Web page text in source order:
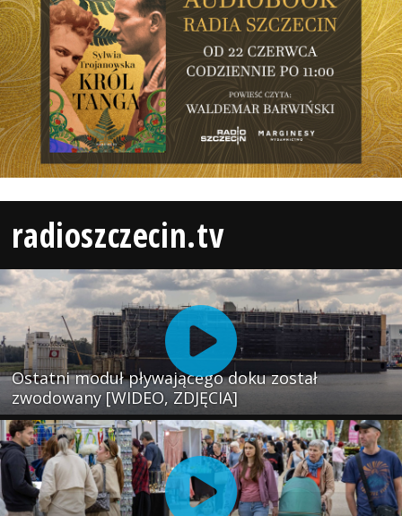
radioszczecin.tv
Ostatni moduł pływającego doku został
zwodowany [WIDEO, ZDJĘCIA]